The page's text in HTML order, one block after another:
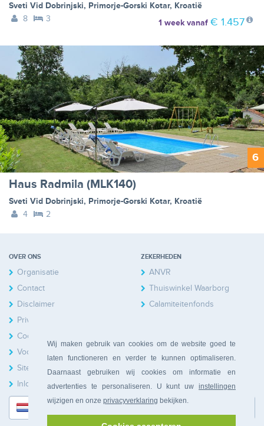
Wij maken gebruik van cookies om de website goed te
laten functioneren en verder te kunnen optimaliseren.
Daarnaast gebruiken wij cookies om informatie en
advertenties te personaliseren. U kunt uw instellingen
wijzigen en onze privacyverklaring bekijken.
Sveti Vid Dobrinjski, Primorje-Gorski Kotar, Kroatië
8
3 1 weekvanaf € 1.457
6
Haus Radmila (MLK140)
Sveti Vid Dobrinjski, Primorje-Gorski Kotar, Kroatië
4
2
OVER ONS
Organisatie
Contact
Disclaimer
Privacy
Cookies
Voorwaarden
Sitemap
Inloggen Huiseigenaren
ZEKERHEDEN
ANVR
Thuiswinkel Waarborg
Calamiteitenfonds
Nederlands